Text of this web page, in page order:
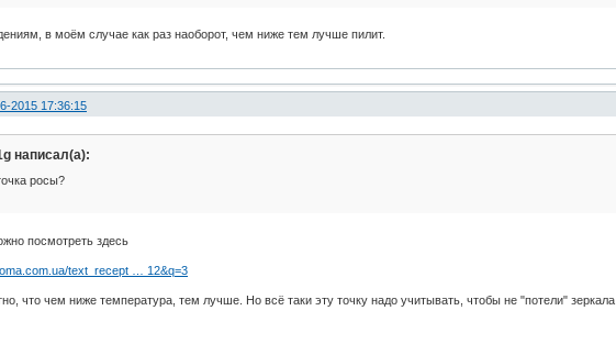
в моём случае как раз наоборот, чем ниже тем лучше пилит.
2015 17:36:15
написал(а):
росы?
посмотреть здесь
text_recept … 12&q=3
что чем ниже температура, тем лучше. Но всё таки эту точку надо учитывать, чтобы не "потели"